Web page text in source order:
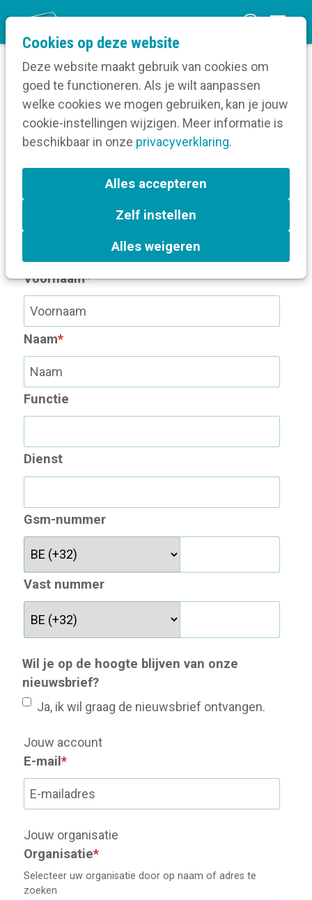
Cookies op deze website
Deze website maakt gebruik van cookies om
goed te functioneren. Als je wilt aanpassen
welke cookies we mogen gebruiken, kan je jouw
cookie-instellingen wijzigen. Meer informatie is
beschikbaar in onze privacyverklaring.
Alles accepteren
Zelf instellen
Alles weigeren
n
m
Lidmaatschap
Ben je student? Vraag danhier je gratis
studentenlidmaatschapaan.
Jouw gegevens
Voornaam*
Naam*
Functie
Dienst
Gsm-nummer
Vast nummer
Wil je op de hoogte blijven van onze
nieuwsbrief?
Ja, ik wil graag de nieuwsbrief ontvangen.
Jouw account
E-mail*
Jouw organisatie
Organisatie*
Selecteer uw organisatie door op naam of adres te
zoeken